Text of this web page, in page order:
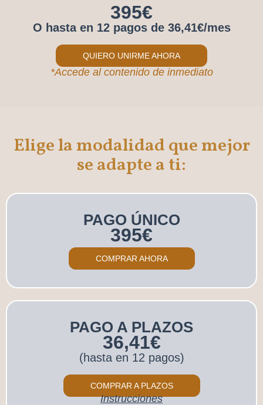
395€
O hasta en 12 pagos de 36,41€/mes
QUIERO UNIRME AHORA
*Accede al contenido de inmediato
Elige la modalidad que mejor
se adapte a ti:
PAGO ÚNICO
395€
COMPRAR AHORA
PAGO A PLAZOS
36,41€
(hasta en 12 pagos)
COMPRAR A PLAZOS
Instrucciones